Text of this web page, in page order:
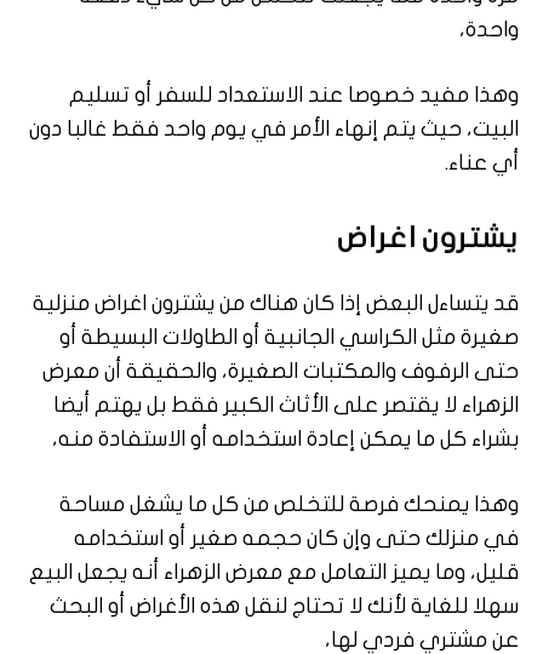
واحدة،
وهذا مفيد خصوصا عند الاستعداد للسفر أو تسليم
البيت، حيث يتم إنهاء الأمر في يوم واحد فقط غالبا دون
أي عناء.
يشترون اغراض
قد يتساءل البعض إذا كان هناك من يشترون اغراض منزلية
صغيرة مثل الكراسي الجانبية أو الطاولات البسيطة أو
حتى الرفوف والمكتبات الصغيرة، والحقيقة أن معرض
الزهراء لا يقتصر على الأثاث الكبير فقط بل يهتم أيضا
بشراء كل ما يمكن إعادة استخدامه أو الاستفادة منه،
وهذا يمنحك فرصة للتخلص من كل ما يشغل مساحة
في منزلك حتى وإن كان حجمه صغير أو استخدامه
قليل، وما يميز التعامل مع معرض الزهراء أنه يجعل البيع
سهلا للغاية لأنك لا تحتاج لنقل هذه الأغراض أو البحث
عن مشتري فردي لها،